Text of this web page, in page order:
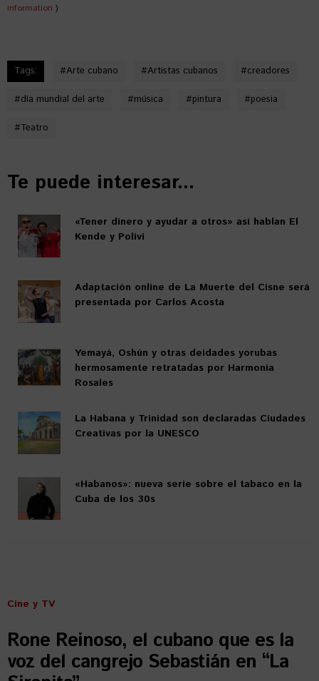
information )
Tags: #Arte cubano #Artistas cubanos #creadores
#día mundial del arte #música #pintura #poesia
#Teatro
Te puede interesar...
«Tener dinero y ayudar a otros» así hablan El
Kende y Polivi
Adaptación online de La Muerte del Cisne será
presentada por Carlos Acosta
Yemayá, Oshún y otras deidades yorubas
hermosamente retratadas por Harmonia
Rosales
La Habana y Trinidad son declaradas Ciudades
Creativas por la UNESCO
«Habanos»: nueva serie sobre el tabaco en la
Cuba de los 30s
Cine y TV
Rone Reinoso, el cubano que es la
voz del cangrejo Sebastián en “La